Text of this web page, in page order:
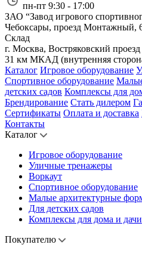
пн-пт 9:30 - 17:00
ЗАО “Завод игрового
Чебоксары, проезд Монтажный,
Склад
г. Москва, Востряковский
31 км МКАД (внутренняя
Каталог Игровое оборудование
Спортивное оборудование
детских садов Комплексы для
Брендирование Стать дилером
Сертификаты Оплата и доставка
Контакты
Каталог
Игровое оборудование
Уличные тренажеры
Воркаут
Спортивное оборудование
Малые архитектурные
Для детских садов
Комплексы для дома и дачи
Покупателю